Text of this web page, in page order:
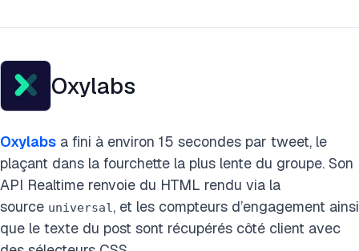
Oxylabs
Oxylabs a fini à environ 15 secondes par tweet, le
plaçant dans la fourchette la plus lente du groupe. Son
API Realtime renvoie du HTML rendu via la
source universal , et les compteurs d’engagement ainsi
que le texte du post sont récupérés côté client avec